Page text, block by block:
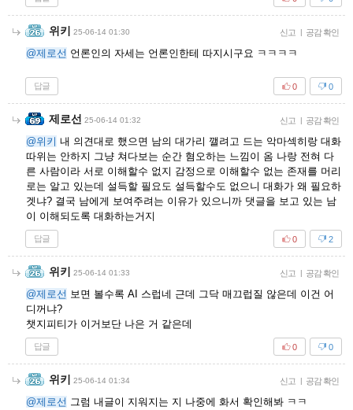
위키 25-06-14 01:30 신고 | 공감 확인
@제로선 언론인의 자세는 언론인한테 따지시구요 ㅋㅋㅋㅋ
답글 0
0
제로선 25-06-14 01:32 신고 | 공감 확인
@위키 내 의견대로 했으면 남의 대가리 깰려고 드는 악마섹히랑 대화
따위는 안하지 그냥 쳐다보는 순간 혐오하는 느낌이 옴 나랑 전혀 다
른 사람이라 서로 이해할수 없지 감정으로 이해할수 없는 존재를 머리
로는 알고 있는데 설득할 필요도 설득할수도 없으니 대화가 왜 필요하
겟냐? 결국 남에게 보여주려는 이유가 있으니까 댓글을 보고 있는 남
이 이해되도록 대화하는거지
답글 2
0
위키 25-06-14 01:33 신고 | 공감 확인
@제로선 보면 볼수록 AI 스럽네 근데 그닥 매끄럽질 않은데 이건 어
디꺼냐?
챗지피티가 이거보단 나은 거 같은데
답글 0
0
위키 25-06-14 01:34 신고 | 공감 확인
@제로선 그럼 내글이 지워지는 지 나중에 화서 확인해봐 ㅋㅋ